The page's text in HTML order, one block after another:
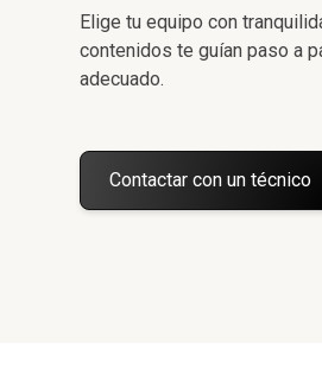
Elige tu equipo con
contenidos te guían paso a
adecuado.
Contactar con un técnico